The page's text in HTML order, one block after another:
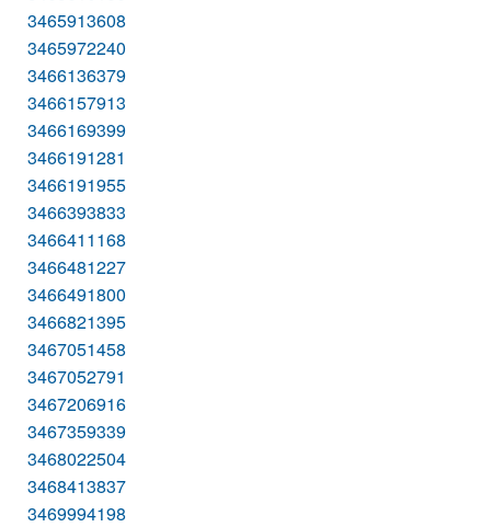
3465913608
3465972240
3466136379
3466157913
3466169399
3466191281
3466191955
3466393833
3466411168
3466481227
3466491800
3466821395
3467051458
3467052791
3467206916
3467359339
3468022504
3468413837
3469994198